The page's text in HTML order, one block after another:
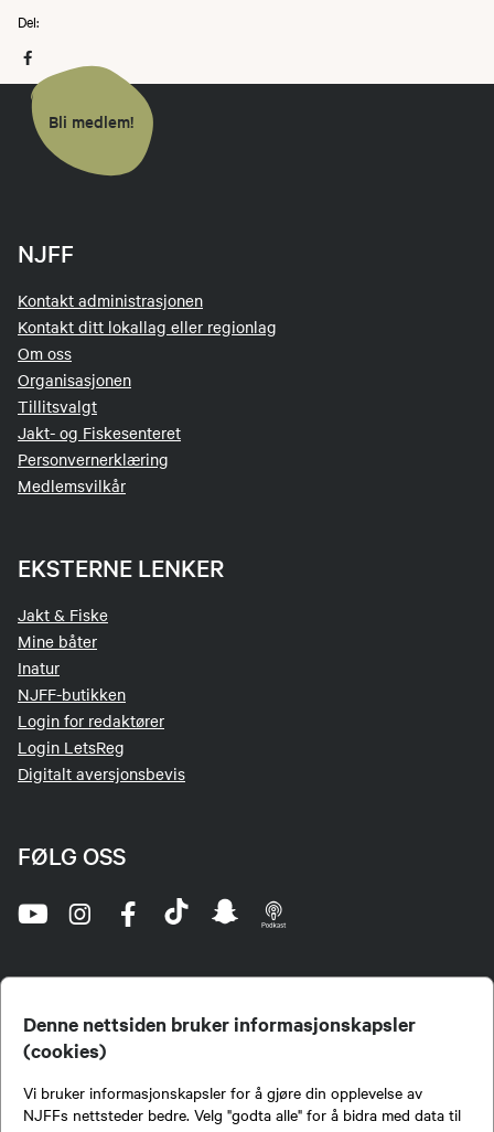
Denne nettsiden bruker informasjonskapsler
(cookies)
Vi bruker informasjonskapsler for å gjøre din opplevelse av
NJFFs nettsteder bedre. Velg "godta alle" for å bidra med data til
Del:
Bli medlem!
NJFF
Kontakt administrasjonen
Kontakt ditt lokallag eller regionlag
Om oss
Organisasjonen
Tillitsvalgt
Jakt- og Fiskesenteret
Personvernerklæring
Medlemsvilkår
EKSTERNE LENKER
Jakt & Fiske
Mine båter
Inatur
NJFF-butikken
Login for redaktører
Login LetsReg
Digitalt aversjonsbevis
FØLG OSS
jegere og sportsfiskere og et av de viktigste miljøene for formidling av kunnskap om jakt og
fiske i Norge. Vi er en partipolitisk nøytral organisasjon, men har et sterkt jakt-, fiske-, og